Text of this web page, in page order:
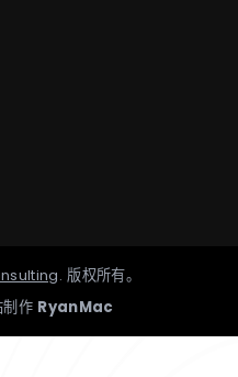
.版权所有。
制作 RyanMac